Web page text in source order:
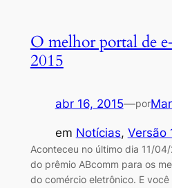
O melhor portal de
2015
abr 16, 2015—por
em Notícias, Versão
Aconteceu no último dia 11/
do prêmio ABcomm para os
do comércio eletrônico. E